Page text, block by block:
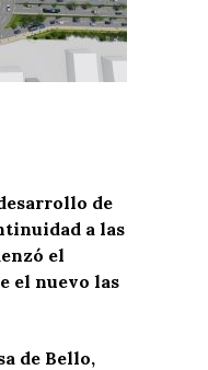
de
a las
el
el nuevo las
de Bello,